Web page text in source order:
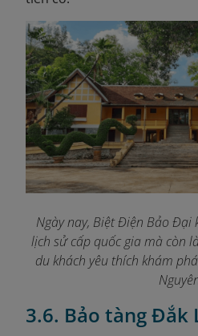
Ngày nay, Biệt Điện Bảo Đại
lịch sử cấp quốc gia mà còn
du khách yêu thích khám
3.6. Bảo tàng Đắk